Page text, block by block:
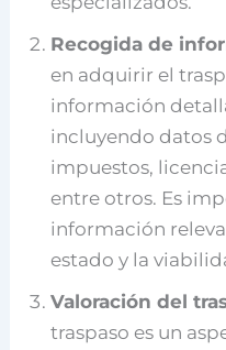
Recogida de
en adquirir el
información
incluyendo datos
impuestos,
entre otros. Es
información
estado y la
Valoración del
traspaso es un